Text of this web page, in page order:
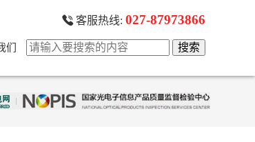
客服热线: 027-87973866
们